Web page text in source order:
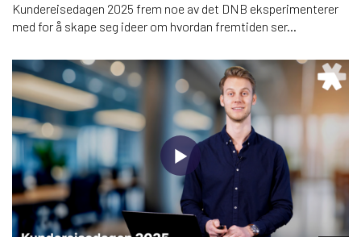
Kundereisedagen 2025 frem noe av det DNB eksperimenterer
med for å skape seg ideer om hvordan fremtiden ser...